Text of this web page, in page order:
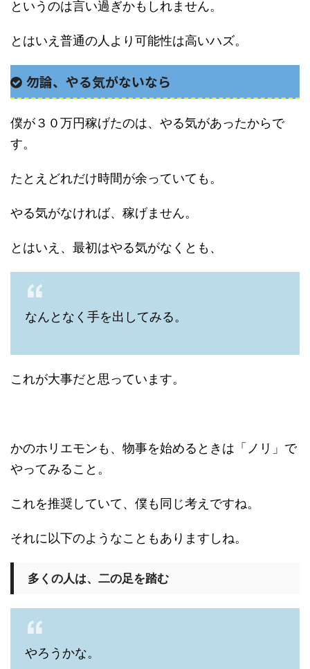
というのは言い過ぎかもしれません。
とはいえ普通の人より可能性は高いハズ。
勿論、やる気がないなら
僕が３０万円稼げたのは、やる気があったからで
す。
たとえどれだけ時間が余っていても。
やる気がなければ、稼げません。
とはいえ、最初はやる気がなくとも、
なんとなく手を出してみる。
これが大事だと思っています。
かのホリエモンも、物事を始めるときは「ノリ」で
やってみること。
これを推奨していて、僕も同じ考えですね。
それに以下のようなこともありますしね。
多くの人は、二の足を踏む
やろうかな。